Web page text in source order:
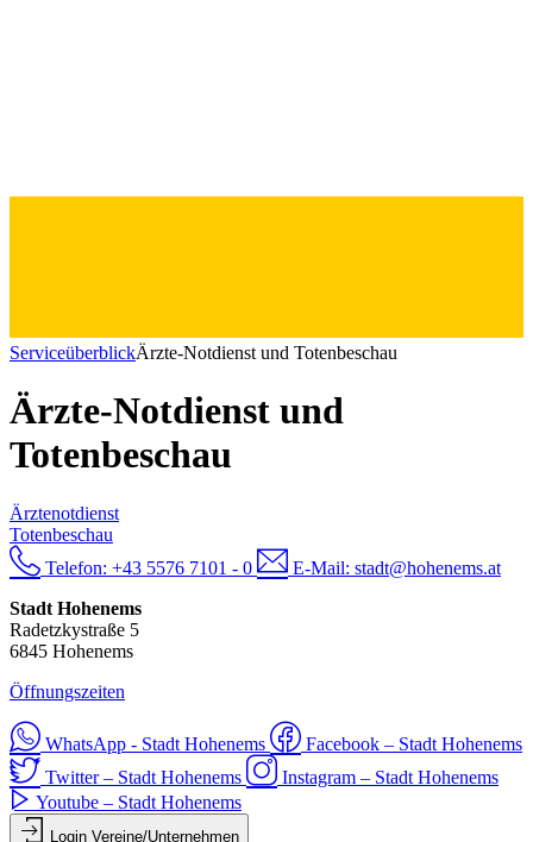
ServiceüberblickÄrzte-Notdienst und Totenbeschau
Ärzte-Notdienst und
Totenbeschau
Ärztenotdienst
Totenbeschau
Telefon: +43 5576 7101 - 0 E-Mail: stadt@hohenems.at
Stadt Hohenems
Radetzkystraße 5
6845 Hohenems
Öffnungszeiten
WhatsApp - Stadt Hohenems
Facebook – Stadt Hohenems
Twitter – Stadt Hohenems
Instagram – Stadt Hohenems
Youtube – Stadt Hohenems
Login Vereine/Unternehmen